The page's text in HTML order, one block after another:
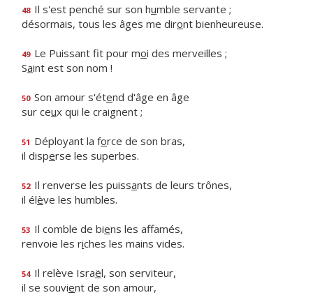
48 Il s'est penché sur son humble servante ;
désormais, tous les âges me diront bienheureuse.
49 Le Puissant fit pour moi des merveilles ;
Saint est son nom !
50 Son amour s'étend d'âge en âge
sur ceux qui le craignent ;
51 Déployant la force de son bras,
il disperse les superbes.
52 Il renverse les puissants de leurs trônes,
il élève les humbles.
53 Il comble de biens les affamés,
renvoie les riches les mains vides.
54 Il relève Israël, son serviteur,
il se souvient de son amour,